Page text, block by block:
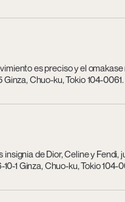
es preciso y el
Chuo-ku, Tokio 104-0061.
de Dior, Celine y Fendi,
1 Ginza, Chuo-ku, Tokio 104-